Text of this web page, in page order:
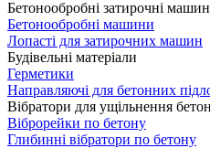
Бетонообробні затирочні
Бетонообробні машини
Лопасті для затирочних машин
Будівельні матеріали
Герметики
Направляючі для бетонних
Вібратори для ущільнення
Віброрейки по бетону
Глибинні вібратори по бетону